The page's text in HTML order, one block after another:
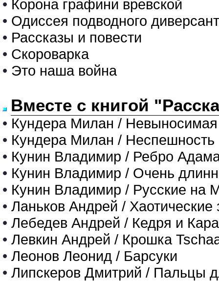
• Корона графини вревской
• Одиссея подводного
• Рассказы и повести
• Скороварка
• Это наша война
Вместе с книгой
• Кундера Милан / Невыносимая
• Кундера Милан / Неспешность
• Кунин Владимир / Ребро
• Кунин Владимир / Очень
• Кунин Владимир / Русские на
• Ланьков Андрей / Хаотические
• Лебедев Андрей / Кедря и
• Левкин Андрей / Крошка
• Леонов Леонид / Барсуки
• Липскеров Дмитрий / Пальцы